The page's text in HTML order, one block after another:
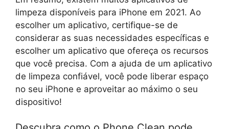
limpeza disponíveis para iPhone em 2021. Ao
escolher um aplicativo, certifique-se de
considerar as suas necessidades específicas e
escolher um aplicativo que ofereça os recursos
que você precisa. Com a ajuda de um aplicativo
de limpeza confiável, você pode liberar espaço
no seu iPhone e aproveitar ao máximo o seu
dispositivo!